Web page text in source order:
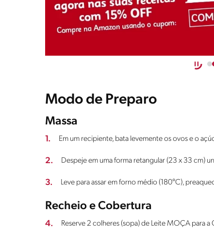
Modo de Preparo
Massa
1. Em um recipiente, bata levemente os ovos e o
2. Despeje em uma forma retangular (23 x 33 cm)
3. Leve para assar em forno médio (180°C),
Recheio e Cobertura
4. Reserve 2 colheres (sopa) de Leite MOÇA para a